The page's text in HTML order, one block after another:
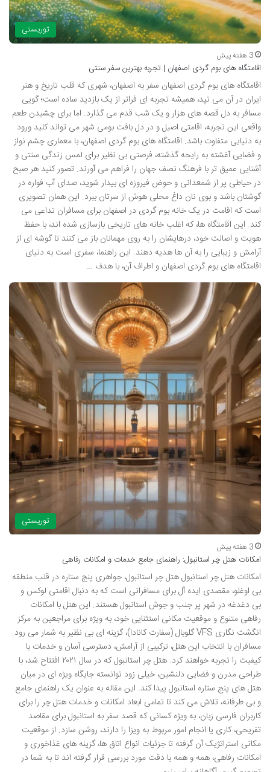
توریستی
3 هفته پیش
اقامتگاه های بوم گردی اصفهان | تجربه بهترین سفر سنتی
اقامتگاه های بوم گردی اصفهان سفر به اصفهان، شهری که قلب تاریخ و هنر
ایران در آن می تپد، همیشه تجربه ای فراتر از یک بازدید ساده است؛ گویی
مسافر به دل قصه های هزار و یک شب قدم می گذارد. اما برای چشیدن طعم
واقعی این تجربه، اقامتی اصیل و در دل بافت بومی شهر می تواند کلید ورود
به دنیایی متفاوت باشد. اقامتگاه های بوم گردی اصفهان، با معماری چشم نواز
و فضایی آغشته به رایحه گذشته، فرصتی بی نظیر برای لمس زندگی سنتی و
آشنایی عمیق تر با فرهنگ نصف جهان را فراهم می آورند. تصور کنید هر صبح
در حیاطی پر از شمعدانی و حوض فیروزه ای بیدار شوید، صدای آب فواره در
گوشتان باشد و بوی نان داغ محلی هوش از سرتان ببرد. این همان تصویری
است که اقامت در یک خانه بوم گردی در اصفهان برای مسافران تداعی می
کند. این اقامتگاه ها، که اغلب خانه های تاریخی بازسازی شده اند، با حفظ
هویت و اصالت خود، درهایشان را به روی مهمانان باز می کنند تا گوشه ای از
آرامش و زیبایی را به آن ها هدیه دهند. این راهنما، سفری است به دنیای
اقامتگاه های بوم گردی اصفهان و اطراف آن، با هدف …
توریستی
3 هفته پیش
امکانات هتل چر استانبول: راهنمای جامع خدمات و امکانات رفاهی
امکانات هتل چر استانبول هتل چر استانبول، جواهری پنج ستاره در قلب منطقه
بی اوغلو، مقصدی ایده آل برای مسافرانی است که به دنبال اقامتی لوکس و
بی دغدغه در شهر پر جنب و جوش استانبول هستند. این هتل با امکانات
رفاهی متنوع و موقعیت مکانی استثنایی خود، به ویژه برای مراجعین به مرکز
انگشت نگاری VFS گلوبال (سفارت کانادا)، گزینه ای بی نظیر به شمار می رود.
مسافران با انتخاب این هتل، ترکیبی از آرامش، دسترسی آسان و خدمات با
کیفیت را تجربه خواهند کرد. هتل چر استانبول که در سال ۲۰۲۱ افتتاح شد، با
طراحی مدرن و فضایی دلنشین، خیلی زود توانسته جایگاه ویژه ای در میان
هتل های پنج ستاره استانبول پیدا کند. این مقاله به عنوان یک راهنمای جامع
و بی طرفانه، تلاش می کند تا تمامی ابعاد امکانات و خدمات هتل چر را برای
کاربران فارسی زبان، به ویژه کسانی که قصد سفر به استانبول برای مقاصد
تفریحی، کاری یا انجام امور مربوط به ویزا را دارند، روشن سازد. از موقعیت
مکانی استراتژیک آن گرفته تا جزئیات انواع اتاق ها، گزینه های غذاخوری و
امکانات رفاهی، همه و همه با دقت مورد بررسی قرار گرفته اند تا به شما در